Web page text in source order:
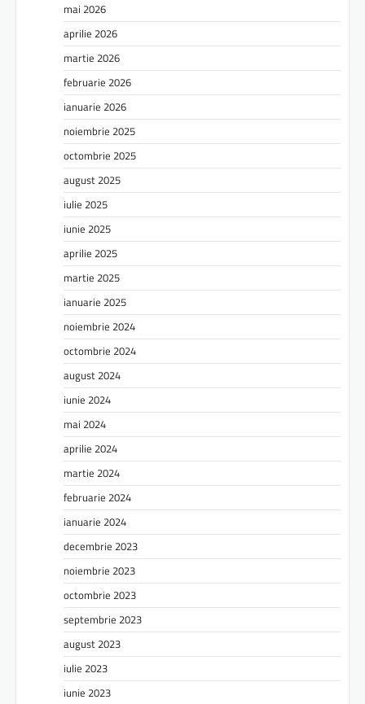
mai 2026
aprilie 2026
martie 2026
februarie 2026
ianuarie 2026
noiembrie 2025
octombrie 2025
august 2025
iulie 2025
iunie 2025
aprilie 2025
martie 2025
ianuarie 2025
noiembrie 2024
octombrie 2024
august 2024
iunie 2024
mai 2024
aprilie 2024
martie 2024
februarie 2024
ianuarie 2024
decembrie 2023
noiembrie 2023
octombrie 2023
septembrie 2023
august 2023
iulie 2023
iunie 2023